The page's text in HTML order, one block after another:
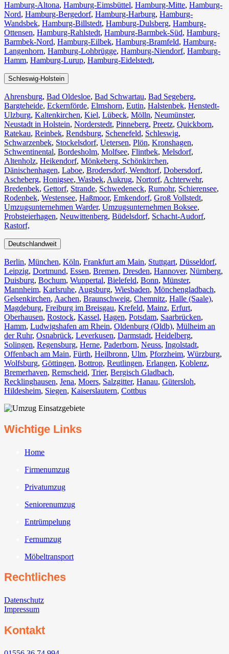
Hamburg-Altona, Hamburg-Eimsbüttel, Hamburg-Mitte, Hamburg-
Nord, Hamburg-Bergedorf, Hamburg-Harburg, Hamburg-
Wandsbek, Hamburg-Billstedt, Hamburg-Dulsberg, Hamburg-
Ottensen, Hamburg-Rahlstedt, Hamburg-Barmbek-Süd, Hamburg-
Barmbek-Nord, Hamburg-Eilbek, Hamburg-Bramfeld, Hamburg-
Langenhorn, Hamburg-Lohbrügge, Hamburg-Niendorf, Hamburg-
Hamm, Hamburg-Lurup, Hamburg-Eidelstedt,
Schleswig-Holstein
Ahrensburg, Bad Oldesloe, Bad Schwartau, Bad Segeberg,
Bargteheide, Eckernförde, Elmshorn, Eutin, Halstenbek, Henstedt-
Ulzburg, Kaltenkirchen, Kiel, Lübeck, Mölln, Neumünster,
Neustadt in Holstein, Norderstedt, Pinneberg, Preetz, Quickborn,
Ratekau, Reinbek, Rendsburg, Schenefeld, Schleswig,
Schwarzenbek, Stockelsdorf, Uetersen, Plön, Kronshagen,
Schwentinental, Bordesholm, Molfsee, Flintbek, Melsdorf,
Altenholz, Heikendorf, Mönkeberg, Schönkirchen,
Dänischenhagen, Laboe, Brodersdorf, Wendtorf, Dobersdorf,
Ascheberg, Honigsee, Wasbek, Aukrug, Nortorf, Achterwehr,
Bredenbek, Gettorf, Strande, Schwedeneck, Rumohr, Schierensee,
Rodenbek, Westensee, Haßmoor, Emkendorf, Groß Vollstedt,
Umzugsunternehmen Warder, Umzugsunternehmen Boksee,
Probsteierhagen, Neuwittenberg, Büdelsdorf, Schacht-Audorf,
Rastorf,
Deutschlandweit
Berlin⁠, München, Köln⁠, Frankfurt am Main, Stuttgart, Düsseldorf,
Leipzig, Dortmund, Essen, Bremen, Dresden, Hannover, Nürnberg,
Duisburg⁠, Bochum, Wuppertal⁠, Bielefeld⁠, Bonn⁠, Münster⁠,
Mannheim, Karlsruhe, Augsburg, Wiesbaden⁠, Mönchengladbach⁠,
Gelsenkirchen⁠, Aachen⁠, Braunschweig, Chemnitz⁠, Halle (Saale)⁠,
Magdeburg, Freiburg im Breisgau⁠, Krefeld⁠, Mainz⁠, Erfurt,
Oberhausen⁠, Rostock⁠, Kassel⁠, Hagen, Potsdam, Saarbrücken⁠,
Hamm, Ludwigshafen am Rhein⁠, Oldenburg (Oldb), Mülheim an
der Ruhr, Osnabrück⁠, Leverkusen, Darmstadt⁠, Heidelberg,
Solingen, Regensburg, Herne⁠, Paderborn, Neuss, Ingolstadt,
Offenbach am Main, Fürth⁠, Heilbronn, Ulm⁠, Pforzheim, Würzburg,
Wolfsburg⁠, Göttingen, Bottrop, Reutlingen, Erlangen⁠, Koblenz,
Bremerhaven⁠, Remscheid, Trier⁠, Bergisch Gladbach,
Recklinghausen, Jena⁠, Moers⁠, Salzgitter⁠, Hanau, Gütersloh,
Hildesheim⁠, Siegen⁠, Kaiserslautern⁠, Cottbus⁠
Wichtige Links
Home
Firmenumzug
Privatumzug
Seniorenumzug
Entrümpelung
Fernumzug
Möbeltransport
Rechtliches
Datenschutz
Impressum
Kontakt